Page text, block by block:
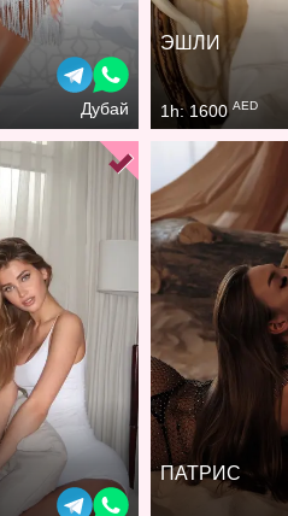
Дубай
ЭШЛИ
1h: 1600 AED
ПАТРИС